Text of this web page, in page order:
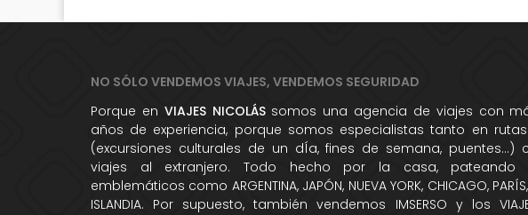
NO SÓLO VENDEMOS VIAJES, VENDEMOS SEGURIDAD
Porque en VIAJES NICOLÁSsomos una agencia de viajes con
años de experiencia, porque somos especialistas tanto en
(excursiones culturales de un dÍa, fines de semana, puentes...)
viajes al extranjero. Todo hecho por la casa, pateando
emblemáticos como ARGENTINA, JAPÓN, NUEVA YORK, CHICAGO,
ISLANDIA. Por supuesto, también vendemos IMSERSO y los